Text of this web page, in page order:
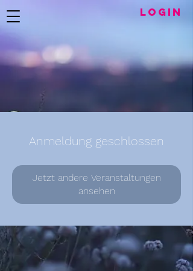
LogIN
Anmeldung geschlossen
Jetzt andere Veranstaltungen
ansehen